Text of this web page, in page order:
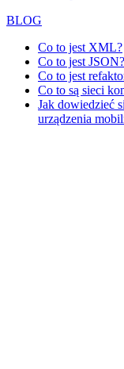
BLOG
Co to jest XML?
Co to jest JSON?
Co to jest
Co to są sieci
Jak dowiedzieć
urządzenia